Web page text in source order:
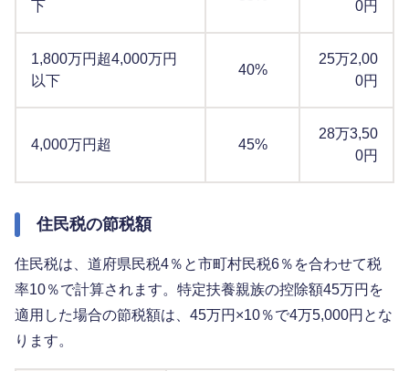
下
0円
1,800万円超4,000万円
以下
40%
25万2,00
0円
4,000万円超 45%
28万3,50
0円
住民税の節税額
住民税は、道府県民税4％と市町村民税6％を合わせて税
率10％で計算されます。特定扶養親族の控除額45万円を
適用した場合の節税額は、45万円×10％で4万5,000円とな
ります。